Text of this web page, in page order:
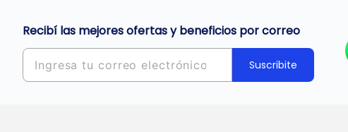
Recibí las mejores ofertas y beneficios por correo
Suscribite